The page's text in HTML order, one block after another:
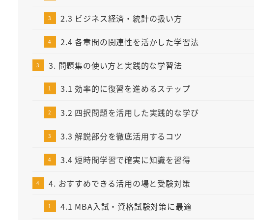
2.3 ビジネス経済・統計の扱い方
2.4 各章間の関連性を活かした学習法
3. 問題集の使い方と実践的な学習法
3.1 効率的に復習を進めるステップ
3.2 四択問題を活用した実践的な学び
3.3 解説部分を徹底活用するコツ
3.4 短時間学習で確実に知識を習得
4. おすすめできる活用の場と受験対策
4.1 MBA入試・資格試験対策に最適